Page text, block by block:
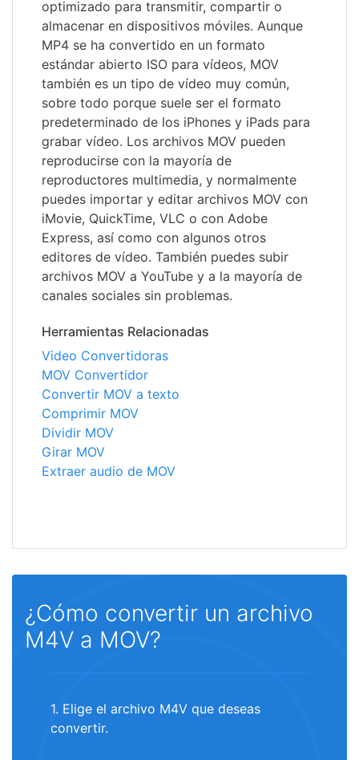
optimizado para transmitir, compartir o
almacenar en dispositivos móviles. Aunque
MP4 se ha convertido en un formato
estándar abierto ISO para vídeos, MOV
también es un tipo de vídeo muy común,
sobre todo porque suele ser el formato
predeterminado de los iPhones y iPads para
grabar vídeo. Los archivos MOV pueden
reproducirse con la mayoría de
reproductores multimedia, y normalmente
puedes importar y editar archivos MOV con
iMovie, QuickTime, VLC o con Adobe
Express, así como con algunos otros
editores de vídeo. También puedes subir
archivos MOV a YouTube y a la mayoría de
canales sociales sin problemas.
Herramientas Relacionadas
Video Convertidoras
MOV Convertidor
Convertir MOV a texto
Comprimir MOV
Dividir MOV
Girar MOV
Extraer audio de MOV
¿Cómo convertir un archivo
M4V a MOV?
1. Elige el archivo M4V que deseas
convertir.